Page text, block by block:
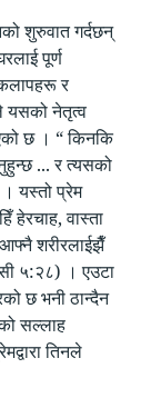
शुरुवात गर्दछन्
पूर्ण
र
यसको नेतृत्व
छ । “ किनकि
... र त्यसको
यस्तो प्रेम
हेरचाह, वास्ता
आफ्नै शरीरलाईझैँ
५:२८) । एउटा
छ भनी ठान्दैन
सल्लाह
तिनले